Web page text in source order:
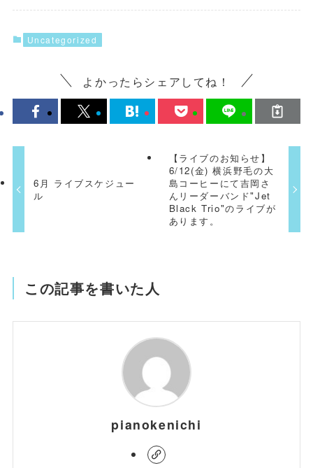
Uncategorized
よかったらシェアしてね！
6月 ライブスケジュー
ル
【ライブのお知らせ】
6/12(金) 横浜野毛の大
島コーヒーにて吉岡さ
んリーダーバンド"Jet
Black Trio"のライブが
あります。
この記事を書いた人
pianokenichi